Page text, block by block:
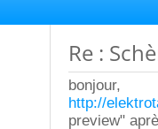
Re :
bonjour,
http://
preview"